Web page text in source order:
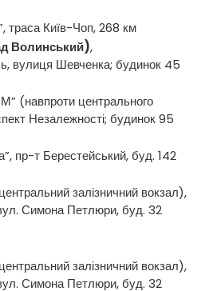
траса Київ-Чоп, 268 км
Волинський),
вулиця Шевченка; будинок 45
(навпроти центрального
Незалежності; будинок 95
пр-т Берестейський, буд. 142
залізничний вокзал),
Симона Петлюри, буд. 32
залізничний вокзал),
Симона Петлюри, буд. 32